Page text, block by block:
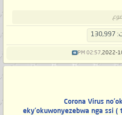
02:57 PM
Corona Virus
eky’okuwonyezebwa nga ssi (